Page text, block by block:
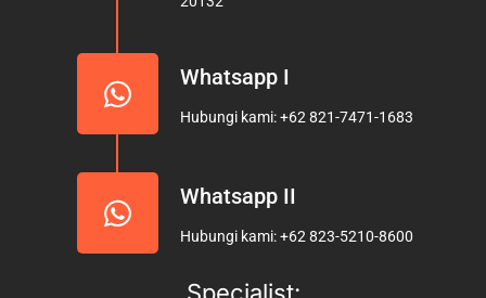
Whatsapp I
Hubungi kami: +62 821-7471-1683
Whatsapp II
Hubungi kami: +62 823-5210-8600